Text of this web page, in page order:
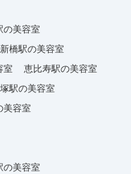
の美容室
新橋駅の美容室
室
恵比寿駅の美容室
駅の美容室
美容室
の美容室